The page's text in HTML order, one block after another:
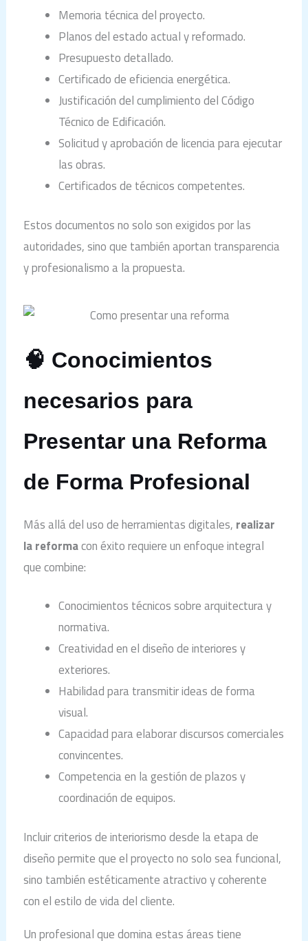
Memoria técnica del proyecto.
Planos del estado actual y reformado.
Presupuesto detallado.
Certificado de eficiencia energética.
Justificación del cumplimiento del Código
Técnico de Edificación.
Solicitud y aprobación de licencia para ejecutar
las obras.
Certificados de técnicos competentes.
Estos documentos no solo son exigidos por las
autoridades, sino que también aportan transparencia
y profesionalismo a la propuesta.
🧠 Conocimientos
necesarios para
Presentar una Reforma
de Forma Profesional
Más allá del uso de herramientas digitales, realizar
la reformacon éxito requiere un enfoque integral
que combine:
Conocimientos técnicos sobre arquitectura y
normativa.
Creatividad en el diseño de interiores y
exteriores.
Habilidad para transmitir ideas de forma
visual.
Capacidad para elaborar discursos comerciales
convincentes.
Competencia en la gestión de plazos y
coordinación de equipos.
Incluir criterios de interiorismo desde la etapa de
diseño permite que el proyecto no solo sea funcional,
sino también estéticamente atractivo y coherente
con el estilo de vida del cliente.
Un profesional que domina estas áreas tiene